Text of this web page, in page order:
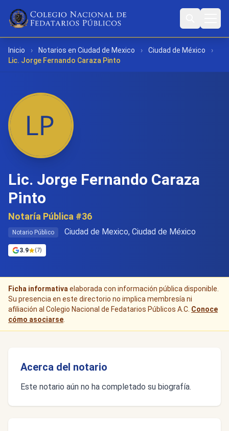
Inicio › Notarios en Ciudad de Mexico › Ciudad de México
›
Lic. Jorge Fernando Caraza Pinto
Lic. Jorge Fernando Caraza
Pinto
Notaría Pública #36
Notario Público Ciudad de Mexico, Ciudad de México
3.9 (7)
Ficha informativa elaborada con información pública disponible.
Su presencia en este directorio no implica membresía ni
afiliación al Colegio Nacional de Fedatarios Públicos A.C. Conoce
cómo asociarse
Acerca del notario
Este notario aún no ha completado su biografía.